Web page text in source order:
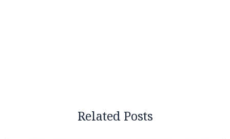
Related Posts